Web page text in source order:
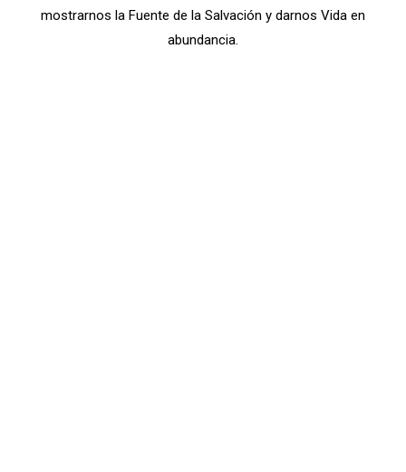
mostrarnos la Fuente de la Salvación y darnos Vida en
abundancia.